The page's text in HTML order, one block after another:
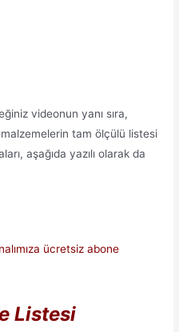
videonun yanı sıra,
tam ölçülü listesi
aşağıda yazılı olarak da
ücretsiz abone
Listesi